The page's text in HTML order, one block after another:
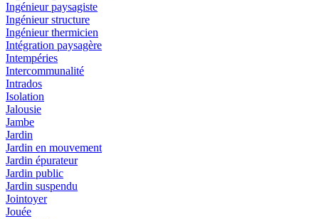
Ingénieur paysagiste
Ingénieur structure
Ingénieur thermicien
Intégration paysagère
Intempéries
Intercommunalité
Intrados
Isolation
Jalousie
Jambe
Jardin
Jardin en mouvement
Jardin épurateur
Jardin public
Jardin suspendu
Jointoyer
Jouée